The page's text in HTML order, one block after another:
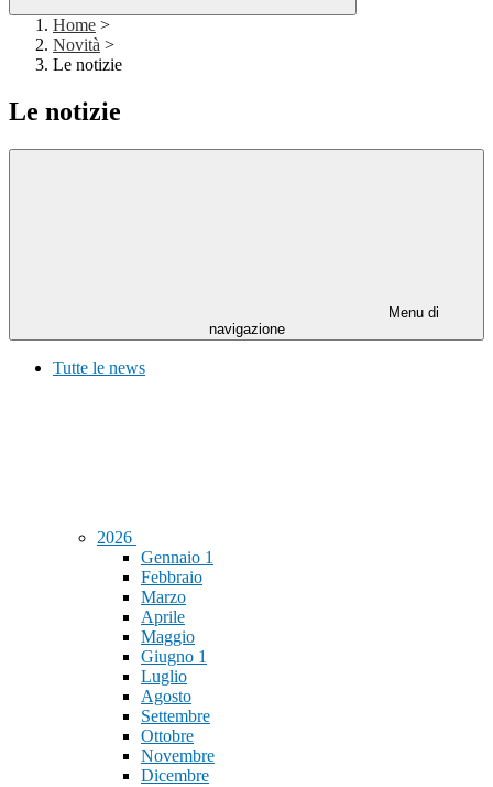
Home >
Novità >
Le notizie
Le notizie
Menu di
navigazione
Tutte le news
2026
Gennaio 1
Febbraio
Marzo
Aprile
Maggio
Giugno 1
Luglio
Agosto
Settembre
Ottobre
Novembre
Dicembre